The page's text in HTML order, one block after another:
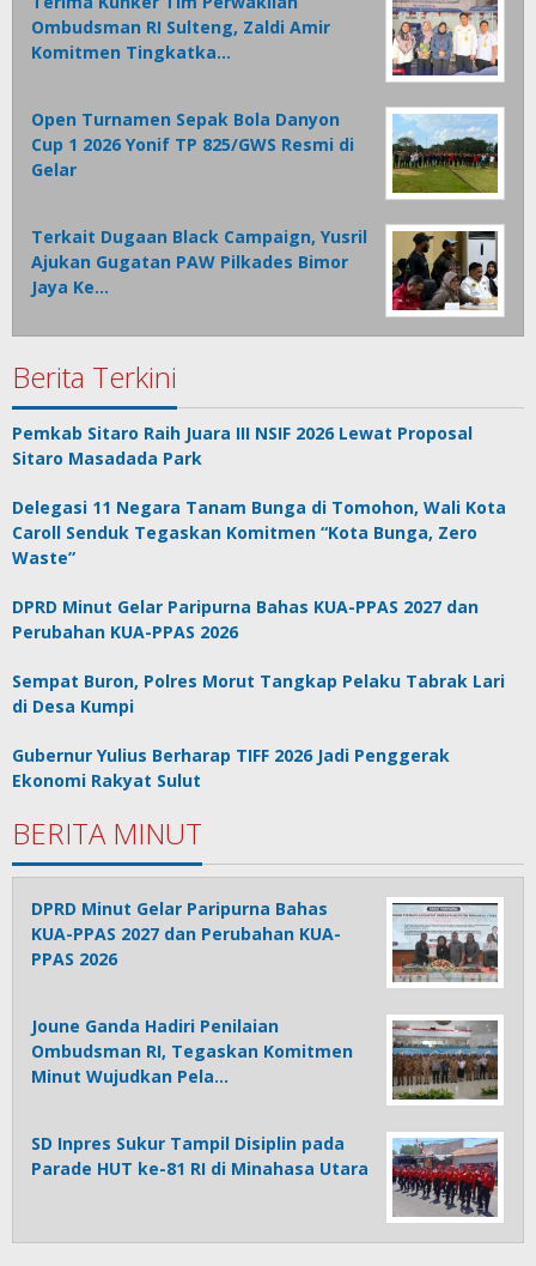
Ombudsman RI Sulteng, Zaldi Amir
Komitmen Tingkatka…
Open Turnamen Sepak Bola Danyon
Cup 1 2026 Yonif TP 825/GWS Resmi di
Gelar
Terkait Dugaan Black Campaign, Yusril
Ajukan Gugatan PAW Pilkades Bimor
Jaya Ke…
Berita Terkini
Pemkab Sitaro Raih Juara III NSIF 2026 Lewat Proposal
Sitaro Masadada Park
Delegasi 11 Negara Tanam Bunga di Tomohon, Wali Kota
Caroll Senduk Tegaskan Komitmen “Kota Bunga, Zero
Waste”
DPRD Minut Gelar Paripurna Bahas KUA-PPAS 2027 dan
Perubahan KUA-PPAS 2026
Sempat Buron, Polres Morut Tangkap Pelaku Tabrak Lari
di Desa Kumpi
Gubernur Yulius Berharap TIFF 2026 Jadi Penggerak
Ekonomi Rakyat Sulut
BERITA MINUT
DPRD Minut Gelar Paripurna Bahas
KUA-PPAS 2027 dan Perubahan KUA-
PPAS 2026
Joune Ganda Hadiri Penilaian
Ombudsman RI, Tegaskan Komitmen
Minut Wujudkan Pela…
SD Inpres Sukur Tampil Disiplin pada
Parade HUT ke-81 RI di Minahasa Utara